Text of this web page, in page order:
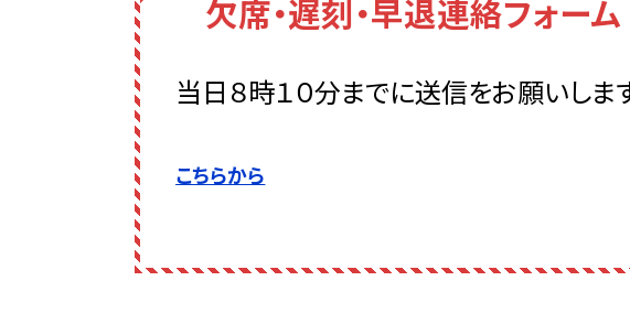
欠席・遅刻・早退連絡フォーム
当日８時１０分までに送信をお願いしま
こちらから